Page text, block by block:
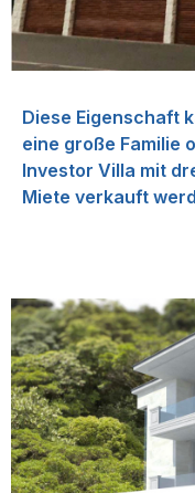
Diese Eigenschaft
eine große Familie
Investor Villa mit
Miete verkauft